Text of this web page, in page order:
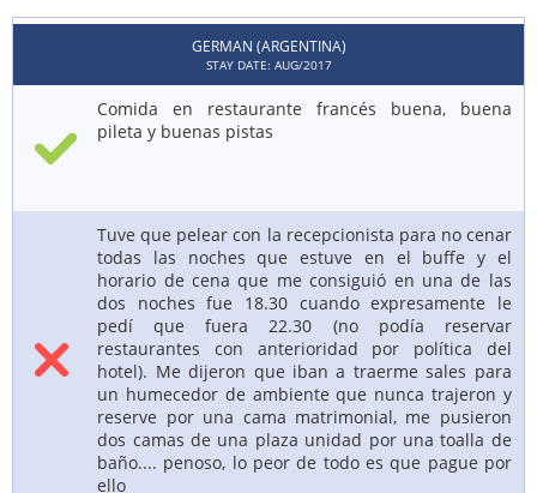
GERMAN (ARGENTINA)
STAY DATE: AUG/2017
Comida en restaurante francés buena, buena
pileta y buenas pistas
Tuve que pelear con la recepcionista para no cenar
todas las noches que estuve en el buffe y el
horario de cena que me consiguió en una de las
dos noches fue 18.30 cuando expresamente le
pedí que fuera 22.30 (no podía reservar
restaurantes con anterioridad por política del
hotel). Me dijeron que iban a traerme sales para
un humecedor de ambiente que nunca trajeron y
reserve por una cama matrimonial, me pusieron
dos camas de una plaza unidad por una toalla de
baño.... penoso, lo peor de todo es que pague por
ello